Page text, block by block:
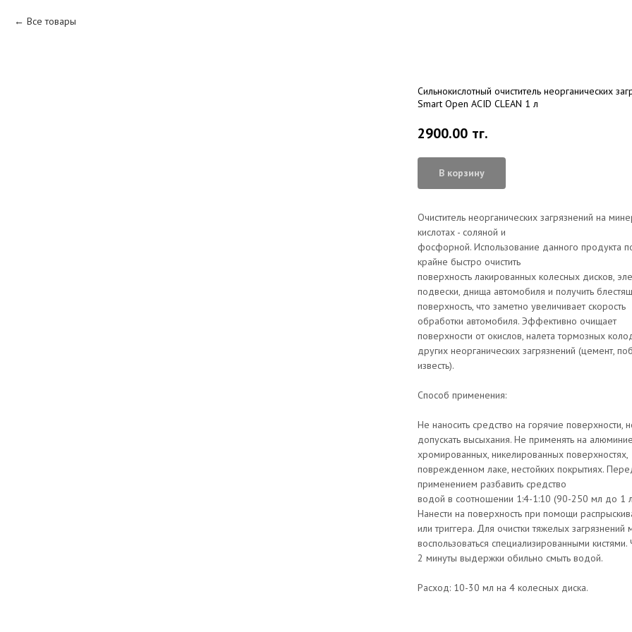
Все товары
Сильнокислотный очиститель неорганических
Smart Open ACID CLEAN 1 л
2900.00 тг.
В корзину
Очиститель неорганических загрязнений на
кислотах - соляной и
фосфорной. Использование данного продукта
крайне быстро очистить
поверхность лакированных колесных дисков,
подвески, днища автомобиля и получить
поверхность, что заметно увеличивает скорость
обработки автомобиля. Эффективно очищает
поверхности от окислов, налета тормозных
других неорганических загрязнений (цемент,
известь).
Способ применения:
Не наносить средство на горячие поверхности,
допускать высыхания. Не применять на
хромированных, никелированных поверхностях,
поврежденном лаке, нестойких покрытиях.
применением разбавить средство
водой в соотношении 1:4-1:10 (90-250 мл до 1
Нанести на поверхность при помощи
или триггера. Для очистки тяжелых загрязнений
воспользоваться специализированными
2 минуты выдержки обильно смыть водой.
Расход: 10-30 мл на 4 колесных диска.